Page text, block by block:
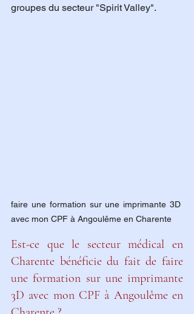
groupes du secteur "Spirit Valley".
faire une formation sur une imprimante 3D
avec mon CPF à Angoulême en Charente
Est-ce que le secteur médical en
Charente bénéficie du fait de faire
une formation sur une imprimante
3D avec mon CPF à Angoulême en